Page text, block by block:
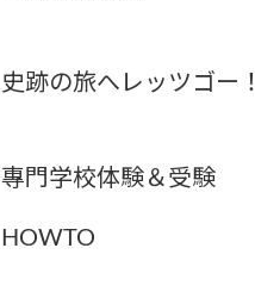
史跡の旅へレッツゴー！
專門学校体験＆受験
HOWTO